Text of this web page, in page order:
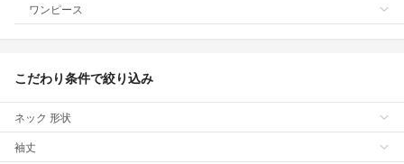
ワンピース
こだわり条件で絞り込み
ネック 形状
袖丈